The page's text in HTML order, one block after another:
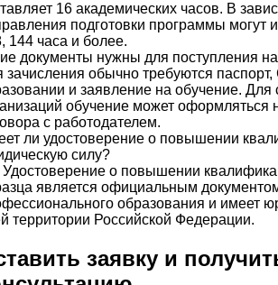
16 академических часов. В
подготовки программы могут
144 часа и более.
документы нужны для поступления на
зачисления обычно требуются
и заявление на обучение. Для
обучение может оформляться
с работодателем.
ли удостоверение о повышении
силу?
о повышении
является официальным
образования и имеет
территории Российской Федерации.
заявку и